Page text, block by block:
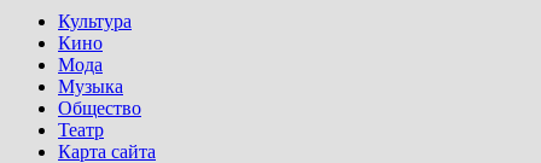
Культура
Кино
Мода
Музыка
Общество
Театр
Карта сайта